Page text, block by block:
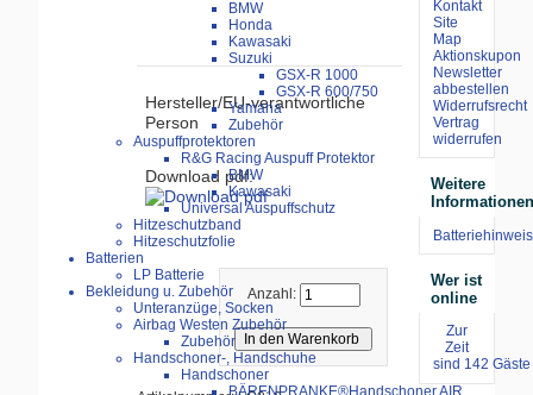
BMW
Honda
Kawasaki
Suzuki
GSX-R 1000
GSX-R 600/750
Yamaha
Zubehör
Auspuffprotektoren
R&G Racing Auspuff Protektor
BMW
Kawasaki
Universal Auspuffschutz
Hitzeschutzband
Hitzeschutzfolie
Batterien
LP Batterie
Bekleidung u. Zubehör
Unteranzüge, Socken
Airbag Westen Zubehör
Zubehör
Handschoner-, Handschuhe
Handschoner
BÄRENPRANKE®Handschoner AIR
Hersteller/EU-verantwortliche
Person
Download pdf:
Anzahl:
Kontakt
Site
Map
Aktionskupon
Newsletter
abbestellen
Widerrufsrecht
Vertrag
widerrufen
Weitere
Batteriehinweis
Wer ist
online
Zur
Zeit
sind 142